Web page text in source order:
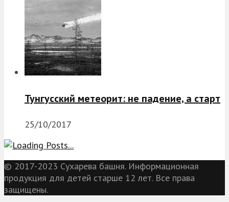
Тунгусский метеорит: не падение, а старт
25/10/2017
© 2017-2023 Сухарева башня. Информационная
продукция для детей старше 12 лет. Все права
защищены.